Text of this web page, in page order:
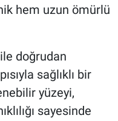
hem uzun ömürlü
doğrudan
sağlıklı bir
yüzeyi,
sayesinde